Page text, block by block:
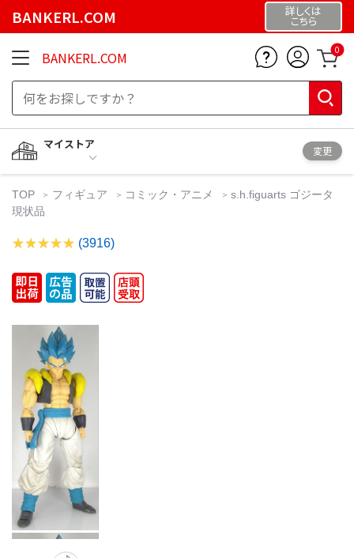
BANKERL.COM 詳しくは
こちら
BANKERL.COM 0
マイストア
変更
TOP フィギュア コミック・アニメ
s.h.figuarts ゴジータ
現状品
(3916)